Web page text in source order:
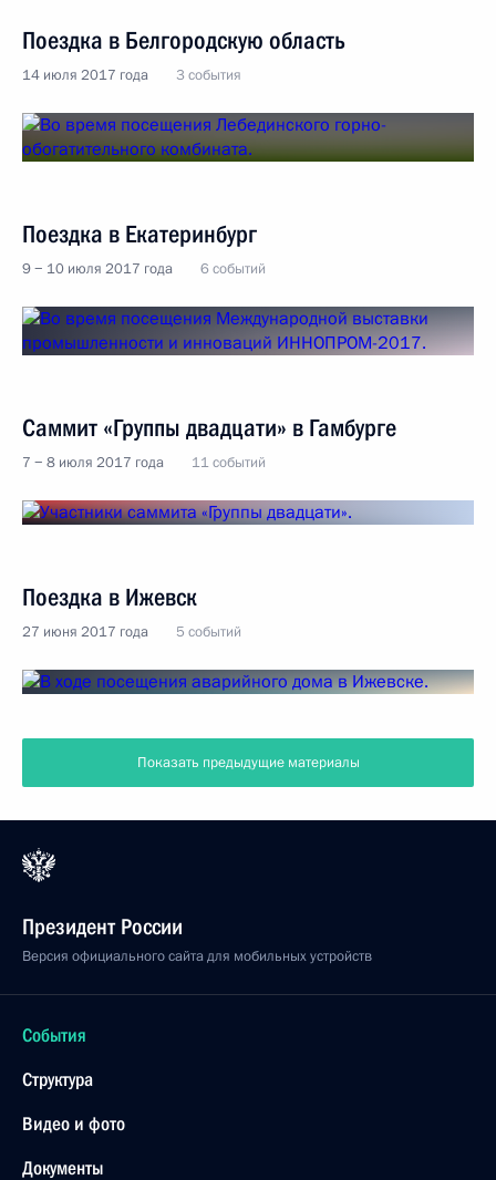
Поездка в Белгородскую область
14 июля 2017 года 3 события
Поездка в Екатеринбург
9 − 10 июля 2017 года 6 событий
Саммит «Группы двадцати» в Гамбурге
7 − 8 июля 2017 года 11 событий
Поездка в Ижевск
27 июня 2017 года 5 событий
Показать предыдущие материалы
Президент России
Версия официального сайта для мобильных устройств
События
Структура
Видео и фото
Документы